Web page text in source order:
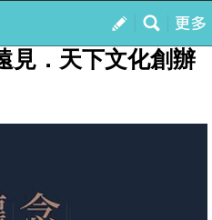
我的
見．天下文化創辦